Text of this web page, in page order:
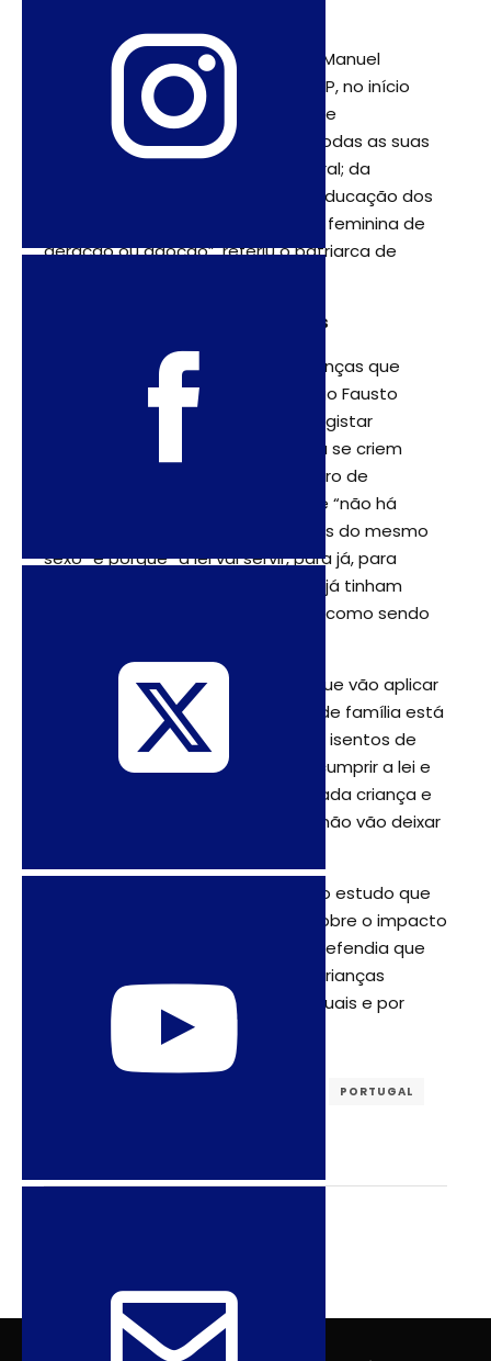
Remetendo para o discurso de D. Manuel
Clemente na última reunião da CEP, no início
deste mês. “Trata-se, em suma, de
salvaguardar a vida humana em todas as suas
fases, da conceção à morte natural; da
valorização da vida familiar e da educação dos
filhos, com referência masculina e feminina de
geração ou adoção”, referiu o patriarca de
Sem diferença para as crianças
Do ponto de vista da vida das crianças que
esperam ser adotadas, o sociólogo Fausto
Amaro acredita que não se vão registar
mudanças significativas – embora se criem
condições para aumentar o número de
adoções. Em primeiro lugar porque “não há
muitos casamentos entre pessoas do mesmo
sexo” e porque “a lei vai servir, para já, para
legitimar situações de casais que já tinham
filhos mas a lei não os reconhecia como sendo
Do lado dos serviços de adoção que vão aplicar
a lei, o especialista em questões de família está
confiante: “Os técnicos não estão isentos de
preconceitos, mas estão lá para cumprir a lei e
encontrar a melhor família para cada criança e
se for uma família homoparental não vão deixar
A própria Ordem dos Psicólogos no estudo que
fez, em 2013, para o Parlamento sobre o impacto
da adoção gay para as crianças defendia que
não existem diferenças entre as crianças
educadas por famílias heterossexuais e por
famílias homossexuais.
PORTUGAL